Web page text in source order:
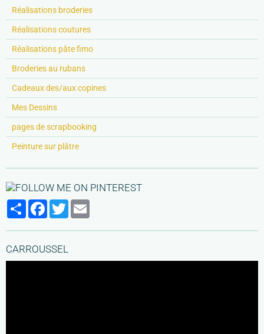
Réalisations broderies
Réalisations coutures
Réalisations pâte fimo
Broderies au rubans
Cadeaux des/aux copines
Mes Dessins
pages de scrapbooking
Peinture sur plâtre
PartagerFacebook
Twitter
CARROUSSEL